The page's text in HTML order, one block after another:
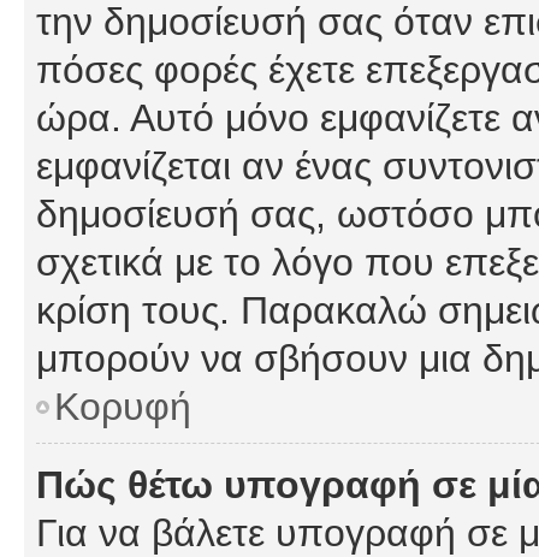
την δημοσίευσή σας όταν
πόσες φορές έχετε
ώρα. Αυτό μόνο εμφανίζετε
εμφανίζεται αν ένας
δημοσίευσή σας, ωστόσο
σχετικά με το λόγο που
κρίση τους. Παρακαλώ
μπορούν να σβήσουν μια
Κορυφή
Πώς θέτω υπογραφή σε
Για να βάλετε υπογραφή σε